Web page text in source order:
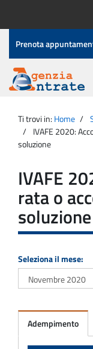
contenuto
Menu
di
servizio
Prenota
Agenzia
Entrate
principale
Ti trovi in: Home
IVAFE 2020:
soluzione
IVAFE
rata o
soluzione
Seleziona il mese:
Adempimento